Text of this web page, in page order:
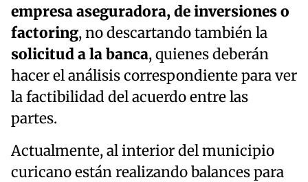
empresa aseguradora, de inversiones o
factoring, no descartando también la
solicitud a la banca, quienes deberán
hacer el análisis correspondiente para ver
la factibilidad del acuerdo entre las
partes.
Actualmente, al interior del municipio
curicano están realizando balances para